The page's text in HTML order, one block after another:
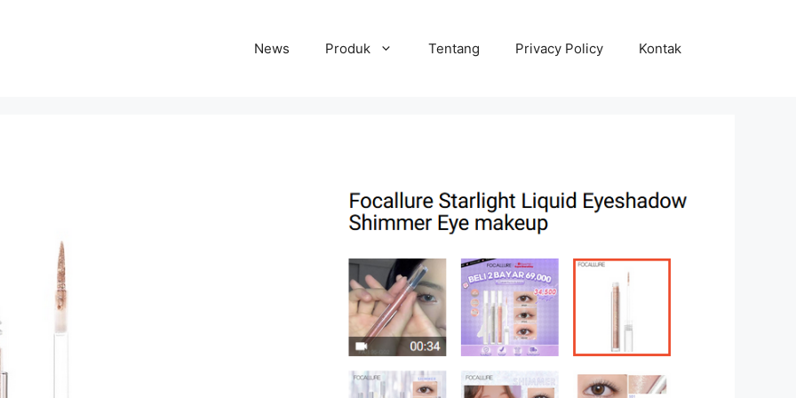
News Produk Tentang Privacy Policy Kontak